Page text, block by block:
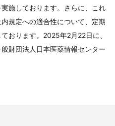
施しております。さらに、これ
規定への適合性について、定期
おります。2025年2月22日に、
財団法人日本医薬情報センター